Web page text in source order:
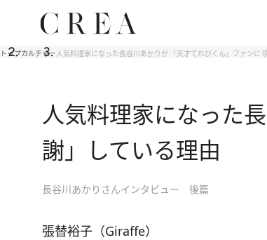
トップカルチャー人気料理家になった長谷川あかりが 『天才てれびくん』ファンに
人気料理家になった
謝」している理由
長谷川あかりさんインタビュー 後篇
張替裕子（Giraffe）